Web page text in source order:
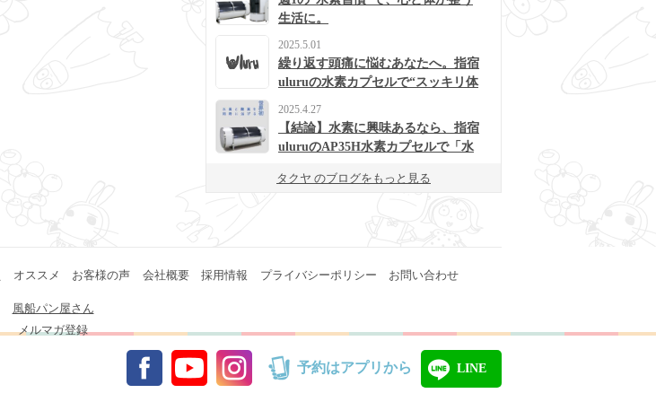
生活に。
2025.5.01
繰り返す頭痛に悩むあなたへ。指宿
uluruの水素カプセルで“スッキリ体
2025.4.27
【結論】水素に興味あるなら、指宿
uluruのAP35H水素カプセルで「水
タクヤ のブログをもっと見る
オススメ お客様の声 会社概要 採用情報 プライバシーポリシー お問い合わせ
メルマガ登録
風船パン屋さん
予約はアプリから LINE